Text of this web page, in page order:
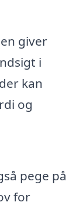
giver
i
kan
og
pege på
for